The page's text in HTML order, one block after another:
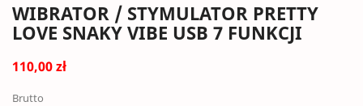
WIBRATOR / STYMULATOR PRETTY
LOVE SNAKY VIBE USB 7 FUNKCJI
110,00 zł
Brutto